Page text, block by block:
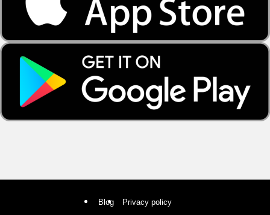
Blog Privacy policy